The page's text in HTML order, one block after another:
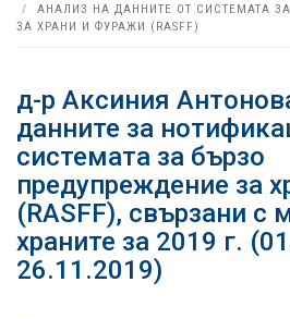
АНАЛИЗ НА ДАННИТЕ ОТ СИСТЕМАТА
ЗА ХРАНИ И ФУРАЖИ (RASFF)
д-р Аксиния
данните за
системата за бързо
предупреждение за
(RASFF), свързани с
храните за 2019 г.
26.11.2019)